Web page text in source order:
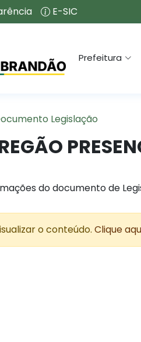
E-SIC
Prefeitura
Legislação
do documento de
o conteúdo. Clique